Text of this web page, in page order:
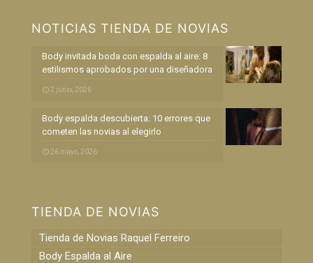
NOTICIAS TIENDA DE NOVIAS
Body invitada boda con espalda al aire: 8
estilismos aprobados por una diseñadora
2 junio, 2026
Body espalda descubierta: 10 errores que
cometen las novias al elegirlo
26 mayo, 2026
TIENDA DE NOVIAS
Tienda de Novias Raquel Ferreiro
Body Espalda al Aire